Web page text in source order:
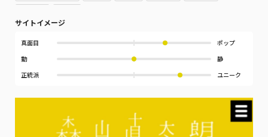
サイトイメージ
真面目
ポップ
動
静
正統派
ユニーク